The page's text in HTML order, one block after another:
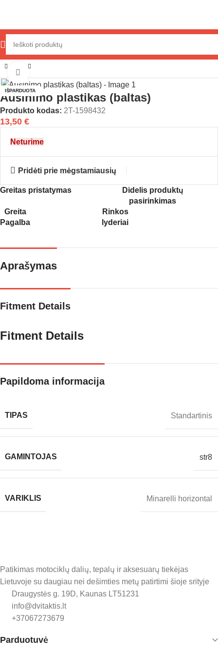
Išorės dalys Plastikai Pavieniai plastikai Aušinimo plastikai
IŠPARDUOTA
Aušinimo plastikas (baltas)
Produkto kodas: 2T-1598432
13,50 €
Neturime
Pridėti prie mėgstamiausių
Greitas pristatymas
Didelis produktų
pasirinkimas
Greita
Pagalba
Rinkos
lyderiai
Aprašymas
Fitment Details
Fitment Details
Papildoma informacija
TIPAS Standartinis
GAMINTOJAS str8
VARIKLIS Minarelli horizontal
Patikimas motociklų dalių, tepalų ir aksesuarų tiekėjas
Lietuvoje su daugiau nei dešimties metų patirtimi šioje srityje
Draugystės g. 19D, Kaunas LT51231
info@dvitaktis.lt
+37067273679
Parduotuvė